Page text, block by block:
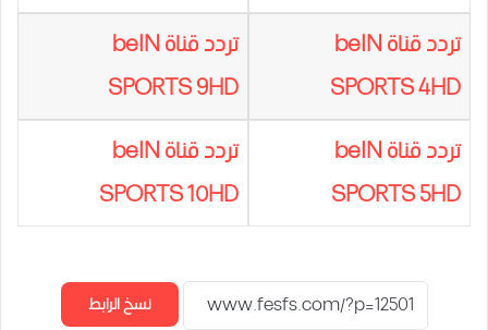
تردد قناة beIN
SPORTS 4HD
تردد قناة beIN
SPORTS 9HD
تردد قناة beIN
SPORTS 5HD
تردد قناة beIN
SPORTS 10HD
نسخ الرابط